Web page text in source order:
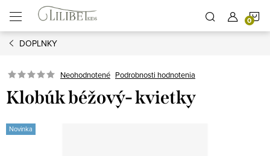
obsah
DOPLNKY
Neohodnotené Podrobnosti hodnotenia
Klobúk béžový- kvietky
Novinka